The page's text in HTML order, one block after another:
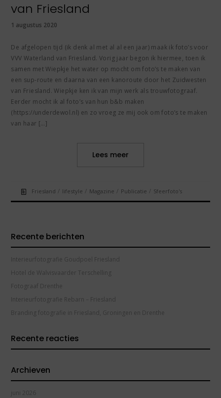
van Friesland
1 augustus 2020
De afgelopen tijd (ik denk al met al al een jaar) maak ik foto’s voor
VVV Waterland van Friesland. Vorig jaar begon ik hiermee, toen ik
samen met Wiepkje het water op mocht om foto’s te maken van
een sup-route en daarna van een kanoroute door het Zuidwesten
van Friesland. Wiepkje ken ik van mijn werk als trouwfotograaf.
Eerder mocht ik al foto’s van hun b&b maken
(https://underdewol.nl) en zo vroeg ze mij ook om foto’s te maken
van haar […]
Lees meer
Friesland / lifestyle / Magazine / Publicatie / Sfeerfoto's
Recente berichten
Interieurfotografie Goudpoel Friesland
Hotel de Walvisvaarder Terschelling
Fotograaf Drenthe
Interieurfotografie Rebarn – Friesland
Branding fotografie in Friesland, Groningen en Drenthe
Recente reacties
Archieven
juni 2026